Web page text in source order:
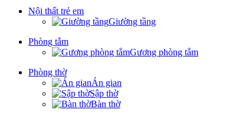
Nội thất trẻ em
Giường tầng
Phòng tắm
Gương phòng tắm
Phòng thờ
Án gian
Sập thờ
Bàn thờ